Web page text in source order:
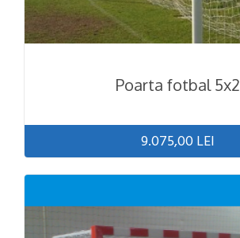
Poarta fotbal 5x2
9.075,00 LEI